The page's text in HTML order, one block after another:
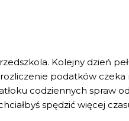
Kolejny dzień
podatków czeka
codziennych spraw
spędzić więcej